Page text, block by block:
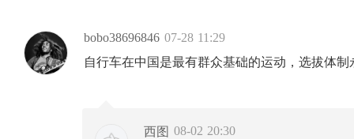
bobo38696846 07-28 11:29
自行车在中国是最有群众基础的运动，选拔体
西图 08-02 20:30